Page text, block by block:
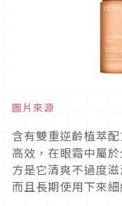
圖片來源
含有雙重逆齡植萃
高效，在眼霜中屬
方是它清爽不過度
而且長期使用下來